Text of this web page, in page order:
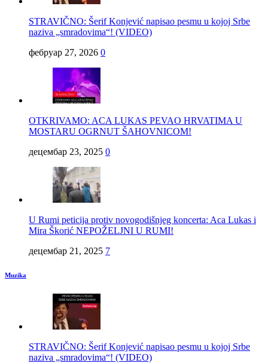
STRAVIČNO: Šerif Konjević napisao pesmu u kojoj Srbe
naziva „smradovima“! (VIDEO)
фебруар 27, 2026 0
OTKRIVAMO: ACA LUKAS PEVAO HRVATIMA U
MOSTARU OGRNUT ŠAHOVNICOM!
децембар 23, 2025 0
U Rumi peticija protiv novogodišnjeg koncerta: Aca Lukas i
Mira Škorić NEPOŽELJNI U RUMI!
децембар 21, 2025 7
Muzika
STRAVIČNO: Šerif Konjević napisao pesmu u kojoj Srbe
naziva „smradovima“! (VIDEO)